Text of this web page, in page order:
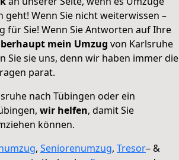
geht! Wenn Sie nicht weiterwissen –
für Sie! Wenn Sie Antworten auf Ihre
mein Umzug von Karlsruhe
Sie sie uns, denn wir haben immer die
parat.
nach Tübingen oder ein
wir helfen, damit Sie
können.
, Seniorenumzug, Tresor– &